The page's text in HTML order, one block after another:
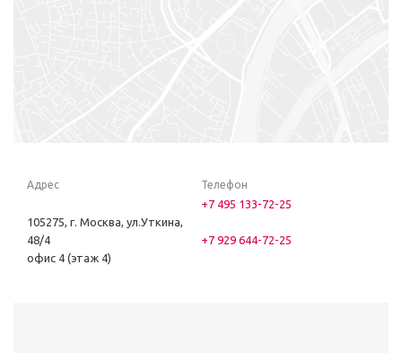
Адрес
105275, г. Москва, ул.Уткина,
48/4
офис 4 (этаж 4)
Телефон
+7 495 133-72-25
+7 929 644-72-25